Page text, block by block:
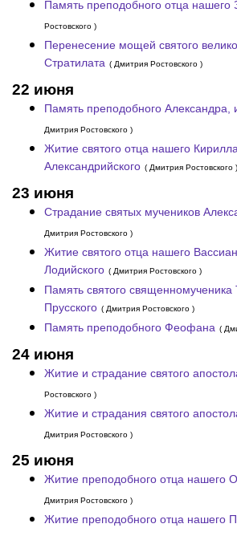
Память преподобного отца нашего
Ростовского )
Перенесение мощей святого
Стратилата ( Дмитрия Ростовского )
22 июня
Память преподобного Александра,
Дмитрия Ростовского )
Житие святого отца нашего
Александрийского ( Дмитрия Ростовского )
23 июня
Страдание святых мучеников
Дмитрия Ростовского )
Житие святого отца нашего
Лодийского ( Дмитрия Ростовского )
Память святого
Прусского ( Дмитрия Ростовского )
Память преподобного Феофана (
24 июня
Житие и страдание святого
Ростовского )
Житие и страдания святого
Дмитрия Ростовского )
25 июня
Житие преподобного отца нашего
Дмитрия Ростовского )
Житие преподобного отца нашего